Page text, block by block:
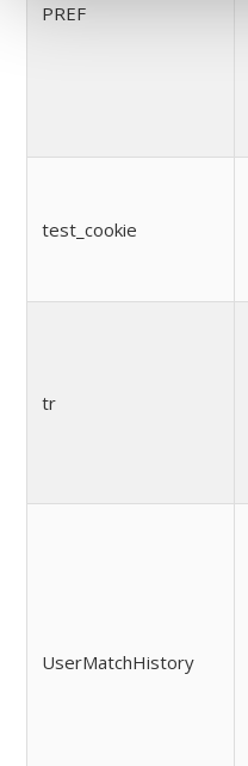
PREF
test_cookie
tr
UserMatchHistory